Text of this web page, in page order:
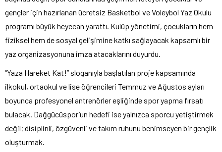
gençler için hazırlanan ücretsiz Basketbol ve Voleybol Yaz Okulu
programı büyük heyecan yarattı. Kulüp yönetimi, çocukların hem
fiziksel hem de sosyal gelişimine katkı sağlayacak kapsamlı bir
yaz organizasyonuna imza atacaklarını duyurdu.
“Yaza Hareket Kat!” sloganıyla başlatılan proje kapsamında
ilkokul, ortaokul ve lise öğrencileri Temmuz ve Ağustos ayları
boyunca profesyonel antrenörler eşliğinde spor yapma fırsatı
bulacak. Dağgücüspor’un hedefi ise yalnızca sporcu yetiştirmek
değil; disiplinli, özgüvenli ve takım ruhunu benimseyen bir gençlik
oluşturmak.